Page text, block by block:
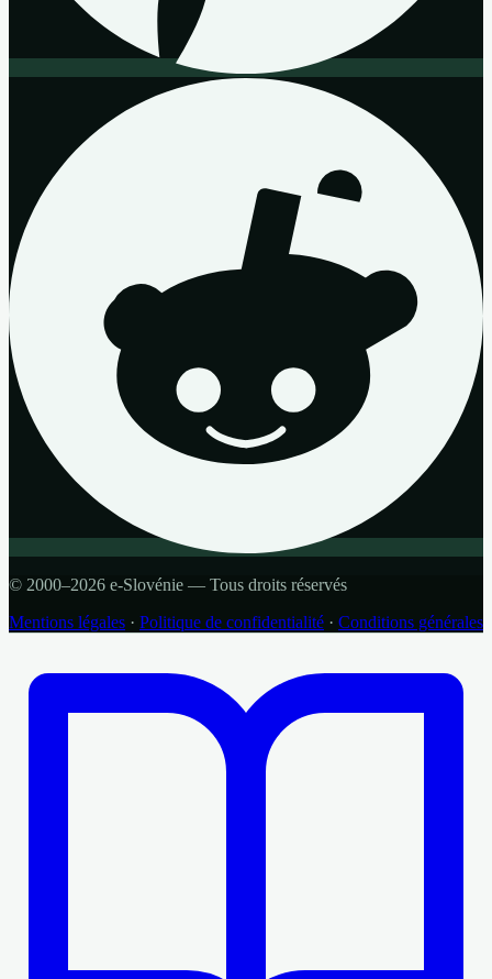
© 2000–2026 e-Slovénie — Tous droits réservés
Mentions légales · Politique de confidentialité · Conditions générales